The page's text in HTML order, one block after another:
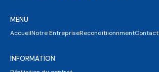
MENU
AccueilNotre EntrepriseReconditiionnmentContact
INFORMATION